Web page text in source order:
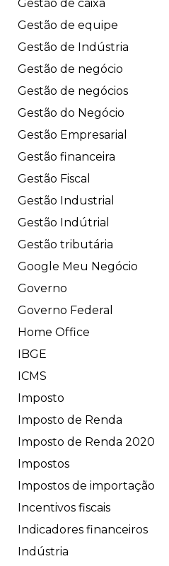
Gestão de caixa
Gestão de equipe
Gestão de Indústria
Gestão de negócio
Gestão de negócios
Gestão do Negócio
Gestão Empresarial
Gestão financeira
Gestão Fiscal
Gestão Industrial
Gestão Indútrial
Gestão tributária
Google Meu Negócio
Governo
Governo Federal
Home Office
IBGE
ICMS
Imposto
Imposto de Renda
Imposto de Renda 2020
Impostos
Impostos de importação
Incentivos fiscais
Indicadores financeiros
Indústria